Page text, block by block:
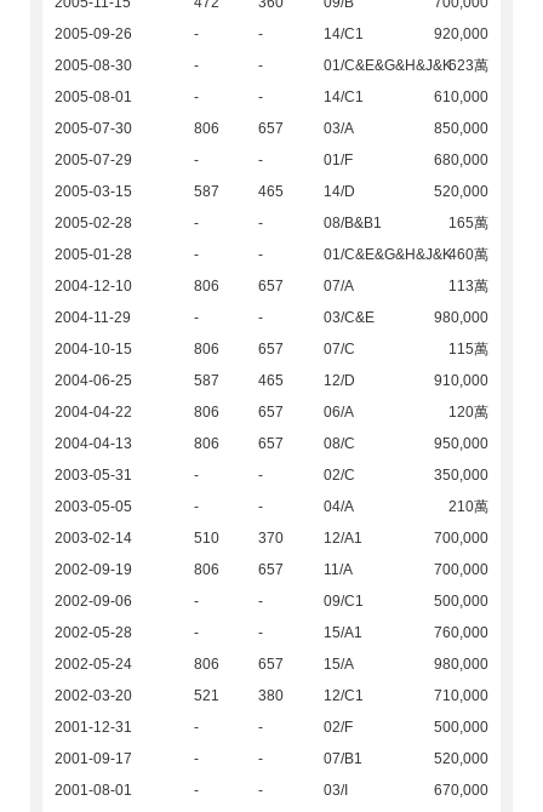
2005-09-26
- - 14/C1
920,000
2005-08-30
- - 01/C&E&G&H&J&K623萬
2005-08-01
- - 14/C1
610,000
2005-07-30
806 657 03/A
850,000
2005-07-29
- - 01/F
680,000
2005-03-15
587 465 14/D
520,000
2005-02-28
- - 08/B&B1
165萬
2005-01-28
- - 01/C&E&G&H&J&K460萬
2004-12-10
806 657 07/A
113萬
2004-11-29
- - 03/C&E
980,000
2004-10-15
806 657 07/C
115萬
2004-06-25
587 465 12/D
910,000
2004-04-22
806 657 06/A
120萬
2004-04-13
806 657 08/C
950,000
2003-05-31
- - 02/C
350,000
2003-05-05
- - 04/A
210萬
2003-02-14
510 370 12/A1
700,000
2002-09-19
806 657 11/A
700,000
2002-09-06
- - 09/C1
500,000
2002-05-28
- - 15/A1
760,000
2002-05-24
806 657 15/A
980,000
2002-03-20
521 380 12/C1
710,000
2001-12-31
- - 02/F
500,000
2001-09-17
- - 07/B1
520,000
2001-08-01
- - 03/I
670,000